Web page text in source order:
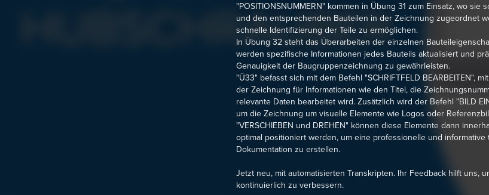
"POSITIONSNUMMERN" kommen in Übung 31 zum Einsatz, wo sie
und den entsprechenden Bauteilen in der Zeichnung zugeordnet
schnelle Identifizierung der Teile zu ermöglichen.
In Übung 32 steht das Überarbeiten der einzelnen
werden spezifische Informationen jedes Bauteils aktualisiert und
Genauigkeit der Baugruppenzeichnung zu gewährleisten.
"Ü33" befasst sich mit dem Befehl "SCHRIFTFELD BEARBEITEN",
der Zeichnung für Informationen wie den Titel, die
relevante Daten bearbeitet wird. Zusätzlich wird der Befehl "BILD
um die Zeichnung um visuelle Elemente wie Logos oder
"VERSCHIEBEN und DREHEN" können diese Elemente dann
optimal positioniert werden, um eine professionelle und informative
Dokumentation zu erstellen.
Jetzt neu, mit automatisierten Transkripten. Ihr Feedback hilft uns,
kontinuierlich zu verbessern.